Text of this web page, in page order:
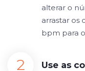
alterar o
arrastar os
bpm para
Use as